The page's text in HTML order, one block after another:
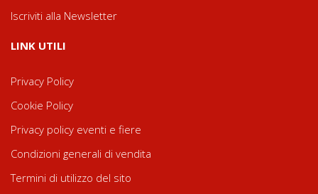
Iscriviti alla Newsletter
LINK UTILI
Privacy Policy
Cookie Policy
Privacy policy eventi e fiere
Condizioni generali di vendita
Termini di utilizzo del sito